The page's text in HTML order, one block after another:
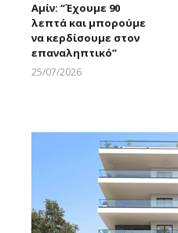
Αμίν: “Έχουμε 90
λεπτά και μπορούμε
να κερδίσουμε στον
επαναληπτικό”
25/07/2026